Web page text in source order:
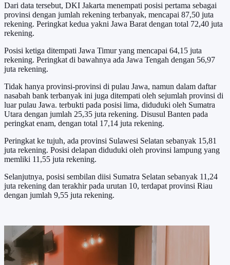
Dari data tersebut, DKI Jakarta menempati posisi pertama sebagai
provinsi dengan jumlah rekening terbanyak, mencapai 87,50 juta
rekening. Peringkat kedua yakni Jawa Barat dengan total 72,40 juta
rekening.
Posisi ketiga ditempati Jawa Timur yang mencapai 64,15 juta
rekening. Peringkat di bawahnya ada Jawa Tengah dengan 56,97
juta rekening.
Tidak hanya provinsi-provinsi di pulau Jawa, namun dalam daftar
nasabah bank terbanyak ini juga ditempati oleh sejumlah provinsi di
luar pulau Jawa. terbukti pada posisi lima, diduduki oleh Sumatra
Utara dengan jumlah 25,35 juta rekening. Disusul Banten pada
peringkat enam, dengan total 17,14 juta rekening.
Peringkat ke tujuh, ada provinsi Sulawesi Selatan sebanyak 15,81
juta rekening. Posisi delapan diduduki oleh provinsi lampung yang
memliki 11,55 juta rekening.
Selanjutnya, posisi sembilan diisi Sumatra Selatan sebanyak 11,24
juta rekening dan terakhir pada urutan 10, terdapat provinsi Riau
dengan jumlah 9,55 juta rekening.